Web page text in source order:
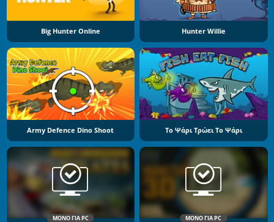
Big Hunter Online Hunter Willie
Army Defence Dino Shoot Το Ψάρι Τρώει Το Ψάρι
ΜΌΝΟ ΓΙΑ PC ΜΌΝΟ ΓΙΑ PC